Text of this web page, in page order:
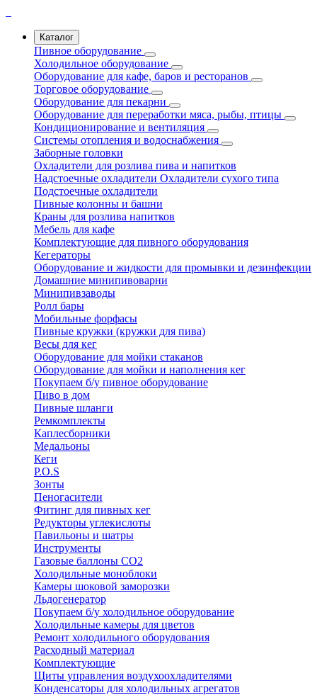
Каталог
Пивное оборудование
Холодильное оборудование
Оборудование для кафе, баров и ресторанов
Торговое оборудование
Оборудование для пекарни
Оборудование для переработки мяса, рыбы, птицы
Кондиционирование и вентиляция
Системы отопления и водоснабжения
Заборные головки
Охладители для розлива пива и напитков
Надстоечные охладители Охладители сухого типа
Подстоечные охладители
Пивные колонны и башни
Краны для розлива напитков
Мебель для кафе
Комплектующие для пивного оборудования
Кегераторы
Оборудование и жидкости для промывки и дезинфекции
Домашние минипивоварни
Минипивзаводы
Ролл бары
Мобильные форфасы
Пивные кружки (кружки для пива)
Весы для кег
Оборудование для мойки стаканов
Оборудование для мойки и наполнения кег
Покупаем б/у пивное оборудование
Пиво в дом
Пивные шланги
Ремкомплекты
Каплесборники
Медальоны
Кеги
P.O.S
Зонты
Пеногасители
Фитинг для пивных кег
Редукторы углекислоты
Павильоны и шатры
Инструменты
Газовые баллоны CO2
Холодильные моноблоки
Камеры шоковой заморозки
Льдогенератор
Покупаем б/у холодильное оборудование
Холодильные камеры для цветов
Ремонт холодильного оборудования
Расходный материал
Комплектующие
Щиты управления воздухоохладителями
Конденсаторы для холодильных агрегатов